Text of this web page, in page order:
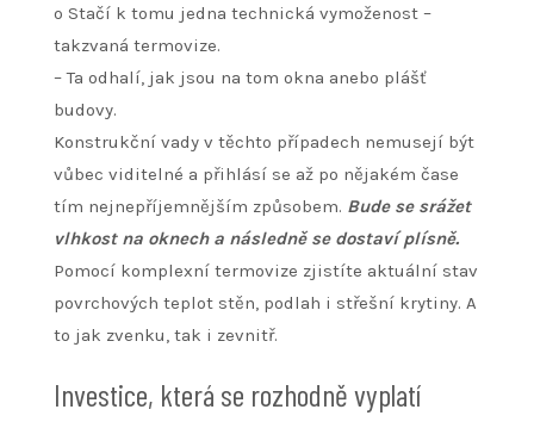
o Stačí k tomu jedna technická vymoženost –
takzvaná termovize.
– Ta odhalí, jak jsou na tom okna anebo plášť
budovy.
Konstrukční vady v těchto případech nemusejí být
vůbec viditelné a přihlásí se až po nějakém čase
tím nejnepříjemnějším způsobem. Bude se srážet
vlhkost na oknech a následně se dostaví plísně.
Pomocí komplexní termovize zjistíte aktuální stav
povrchových teplot stěn, podlah i střešní krytiny. A
to jak zvenku, tak i zevnitř.
Investice, která se rozhodně vyplatí